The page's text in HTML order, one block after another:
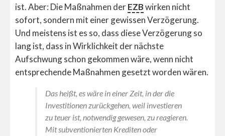
ist. Aber: Die Maßnahmen derEZBwirken nicht
sofort, sondern mit einer gewissen Verzögerung.
Und meistens ist es so, dass diese Verzögerung so
lang ist, dass in Wirklichkeit der nächste
Aufschwung schon gekommen wäre, wenn nicht
entsprechende Maßnahmen gesetzt worden wären.
Das heißt, es wäre in einer Zeit, in der die
Investitionen zurückgehen, weil investieren
zu teuer ist, notwendig gewesen, zu reagieren.
Mit subventionierten Krediten oder